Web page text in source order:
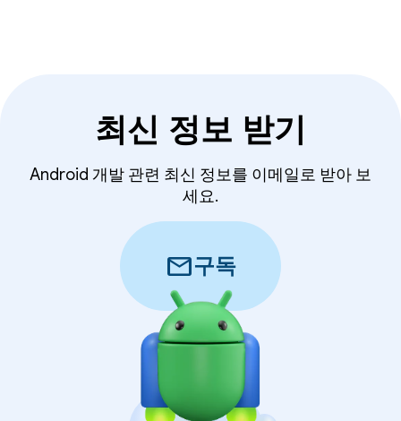
최신 정보 받기
Android 개발 관련 최신 정보를 이메일로 받아 보
세요.
mail구독